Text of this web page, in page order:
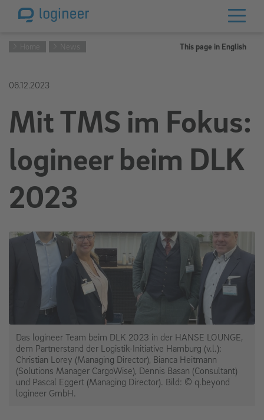
This page in English
06.12.2023
Mit TMS im Fokus:
logineer beim DLK
2023
Das logineer Team beim DLK 2023 in der HANSE LOUNGE,
dem Partnerstand der Logistik-Initiative Hamburg (v.l.):
Christian Lorey (Managing Director), Bianca Heitmann
(Solutions Manager CargoWise), Dennis Basan (Consultant)
und Pascal Eggert (Managing Director). Bild: © q.beyond
logineer GmbH.